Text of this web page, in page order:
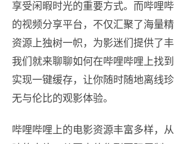
享受闲暇时光的重要方式。而哔哩
的视频分享平台，不仅汇聚了海量
资源上独树一帜，为影迷们提供了
我们就来聊聊如何在哔哩哔哩上找
实现一键缓存，让你随时随地离线
无与伦比的观影体验。
哔哩哔哩上的电影资源丰富多样，